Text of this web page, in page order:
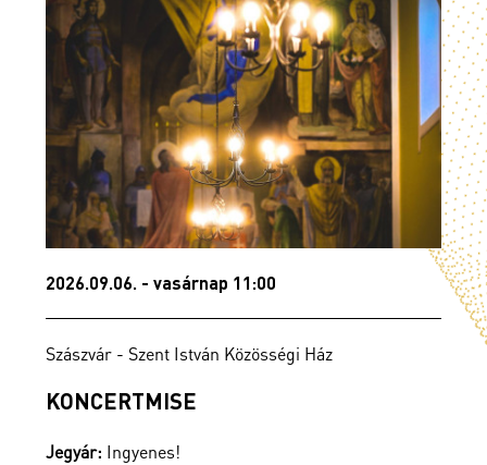
2026.09.06. - vasárnap 11:00
Szászvár - Szent István Közösségi Ház
KONCERTMISE
Jegyár: Ingyenes!